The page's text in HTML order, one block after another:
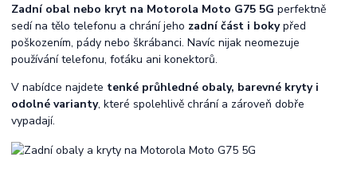
Zadní obal nebo kryt na Motorola Moto G75 5G perfektně
sedí na tělo telefonu a chrání jeho zadní část i bokypřed
poškozením, pády nebo škrábanci. Navíc nijak neomezuje
používání telefonu, foťáku ani konektorů.
V nabídce najdete tenké průhledné obaly, barevné kryty i
odolné varianty, které spolehlivě chrání a zároveň dobře
vypadají.